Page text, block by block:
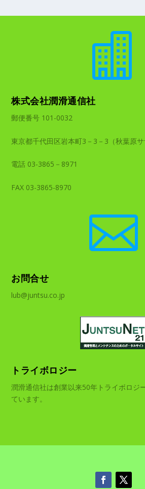

株式会社潤滑通信社
郵便番号 101-0032
東京都千代田区岩本町3－3－3（秋葉原サ
電話 03-3865－8971
FAX 03-3865-8970

お問合せ
lub@juntsu.co.jp
トライボロジー
潤滑通信社は創業以来50年トライボロジ
ています。